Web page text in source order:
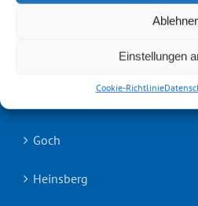
Einstellungen
Cookie-Richtlinie
Goch
Heinsberg